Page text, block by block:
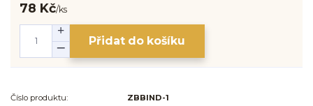
78 Kč/ks
Přidat do košíku
Číslo produktu:
ZBBIND-1